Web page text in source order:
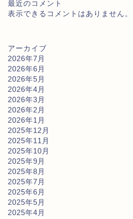
最近のコメント
表示できるコメントはありません。
アーカイブ
2026年7月
2026年6月
2026年5月
2026年4月
2026年3月
2026年2月
2026年1月
2025年12月
2025年11月
2025年10月
2025年9月
2025年8月
2025年7月
2025年6月
2025年5月
2025年4月